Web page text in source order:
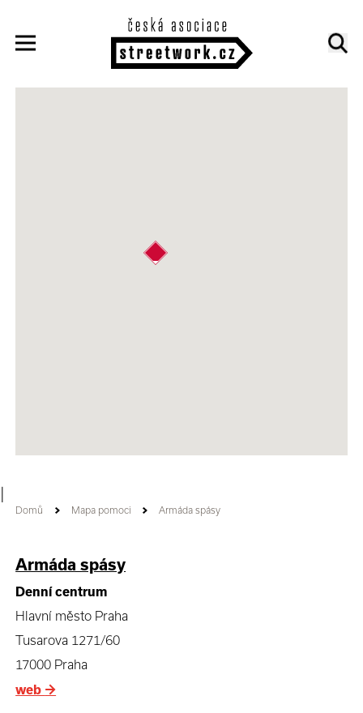
Domů Mapa pomoci Armáda spásy
Armáda spásy
Denní centrum
Hlavní město Praha
Tusarova 1271/60
17000 Praha
web →